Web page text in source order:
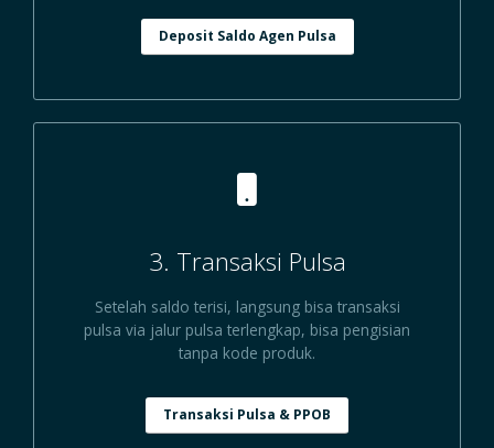
Deposit Saldo Agen Pulsa
3. Transaksi Pulsa
Setelah saldo terisi, langsung bisa transaksi
pulsa via jalur pulsa terlengkap, bisa pengisian
tanpa kode produk.
Transaksi Pulsa & PPOB